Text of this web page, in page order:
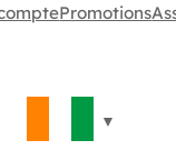
Promotions